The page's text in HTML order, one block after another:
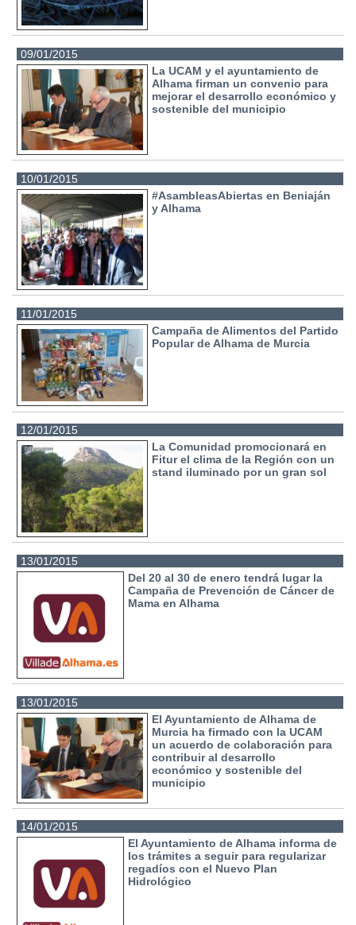
09/01/2015
La UCAM y el ayuntamiento de
Alhama firman un convenio para
mejorar el desarrollo económico y
sostenible del municipio
10/01/2015
#AsambleasAbiertas en Beniaján
y Alhama
11/01/2015
Campaña de Alimentos del Partido
Popular de Alhama de Murcia
12/01/2015
La Comunidad promocionará en
Fitur el clima de la Región con un
stand iluminado por un gran sol
13/01/2015
Del 20 al 30 de enero tendrá lugar la
Campaña de Prevención de Cáncer de
Mama en Alhama
13/01/2015
El Ayuntamiento de Alhama de
Murcia ha firmado con la UCAM
un acuerdo de colaboración para
contribuir al desarrollo
económico y sostenible del
municipio
14/01/2015
El Ayuntamiento de Alhama informa de
los trámites a seguir para regularizar
regadíos con el Nuevo Plan
Hidrológico